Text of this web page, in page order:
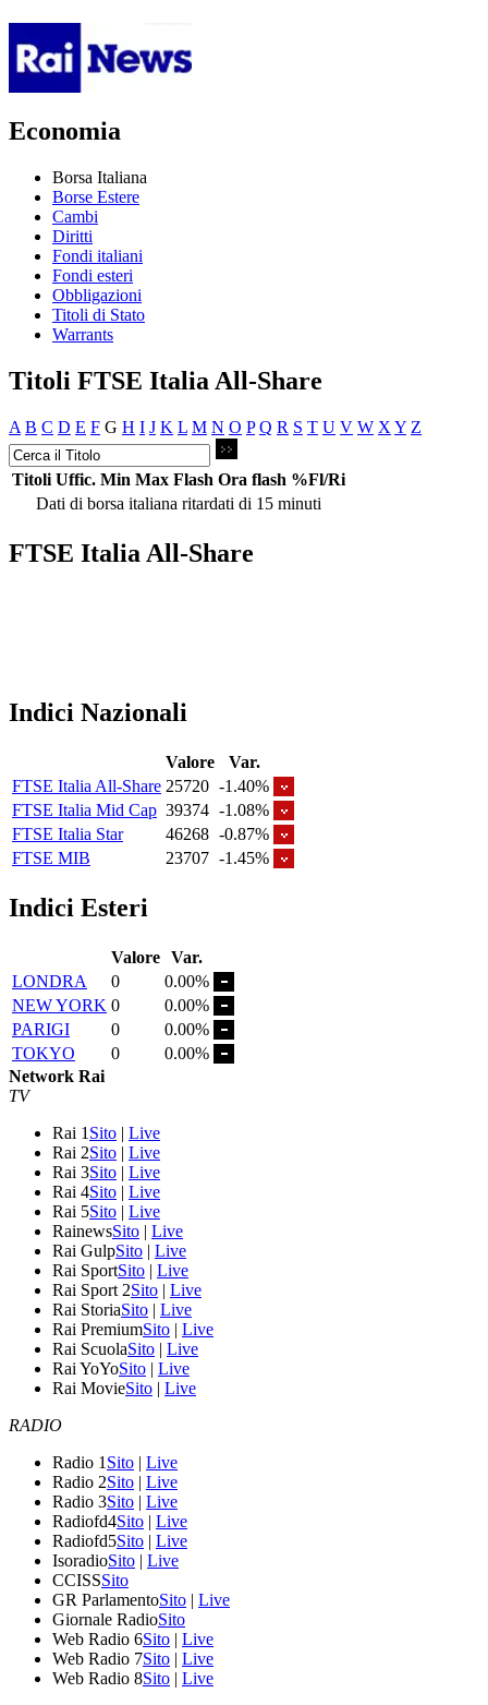
Economia
Borsa Italiana
Borse Estere
Cambi
Diritti
Fondi italiani
Fondi esteri
Obbligazioni
Titoli di Stato
Warrants
Titoli FTSE Italia All-Share
A B C D E F G H I J K L M N O P Q R S T U V W X Y Z
Titoli Uffic. Min Max Flash Ora flash %Fl/Ri
Dati di borsa italiana ritardati di 15 minuti
FTSE Italia All-Share
Indici Nazionali
Valore
Var.
FTSE Italia All-Share 25720 -1.40%
FTSE Italia Mid Cap 39374 -1.08%
FTSE Italia Star
46268 -0.87%
FTSE MIB
23707 -1.45%
Indici Esteri
Valore Var.
LONDRA
0
0.00%
NEW YORK 0
0.00%
PARIGI
0
0.00%
TOKYO
0
0.00%
Network Rai
TV
Rai 1 Sito | Live
Rai 2Sito | Live
Rai 3Sito | Live
Rai 4Sito | Live
Rai 5Sito | Live
RainewsSito | Live
Rai GulpSito | Live
Rai SportSito | Live
Rai Sport 2Sito | Live
Rai StoriaSito | Live
Rai PremiumSito | Live
Rai ScuolaSito | Live
Rai YoYoSito | Live
Rai MovieSito | Live
RADIO
Radio 1 Sito | Live
Radio 2Sito | Live
Radio 3Sito | Live
Radiofd4Sito | Live
Radiofd5Sito | Live
IsoradioSito | Live
CCISSSito
GR ParlamentoSito | Live
Giornale RadioSito
Web Radio 6Sito | Live
Web Radio 7Sito | Live
Web Radio 8Sito | Live